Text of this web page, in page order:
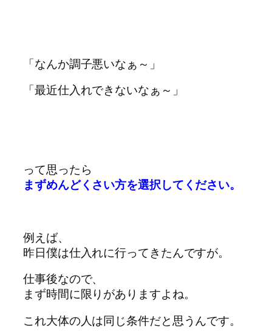
「なんか調子悪いなぁ～」
「最近仕入れできないなぁ～」
って思ったら
まずめんどくさい方を選択してください。
例えば、
昨日僕は仕入れに行ってきたんですが。
仕事後なので、
まず時間に限りがありますよね。
これ大体の人は同じ条件だと思うんです。